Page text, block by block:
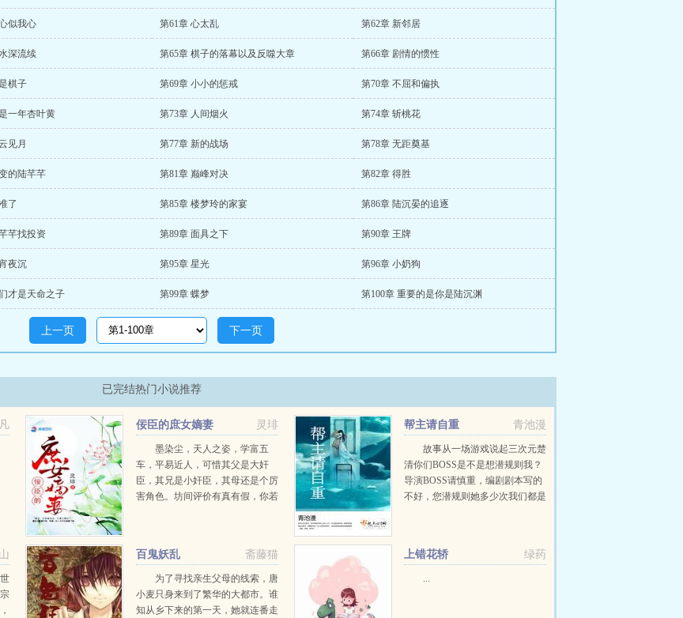
似我心 第61章 心太乱 第62章 新邻居
深流续 第65章 棋子的落幕以及反噬大章 第66章 剧情的惯性
棋子 第69章 小小的惩戒 第70章 不屈和偏执
一年杏叶黄 第73章 人间烟火 第74章 斩桃花
见月 第77章 新的战场 第78章 无距奠基
的陆芊芊 第81章 巅峰对决 第82章 得胜
了 第85章 楼梦玲的家宴 第86章 陆沉晏的追逐
芊找投资 第89章 面具之下 第90章 王牌
夜沉 第95章 星光 第96章 小奶狗
才是天命之子 第99章 蝶梦 第100章 重要的是你是陆沉渊
上一页 下一页
已完结热门小说推荐
灵琲
佞臣的庶女嫡妻
墨染尘，天人之姿，学富五
车，平易近人，可惜其父是大奸
臣，其兄是小奸臣，其母还是个厉
害角色。坊间评价有真有假，你若
室，族谱上没她名字。闺...
青池漫
帮主请自重
故事从一场游戏说起三次元楚
清你们BOSS是不是想潜规则我？
导演BOSS请慎重，编剧剧本写的
不好，您潜规则她多少次我们都是
斋藤猫
百鬼妖乱
为了寻找亲生父母的线索，唐
小麦只身来到了繁华的大都市。谁
知从乡下来的第一天，她就连番走
绿药
上错花轿
...